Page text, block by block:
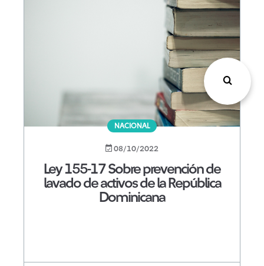
NACIONAL
08/10/2022
Ley 155-17 Sobre prevención de
lavado de activos de la República
Dominicana